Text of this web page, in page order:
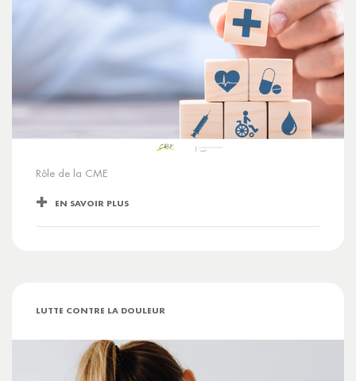
Rôle de la CME
EN SAVOIR PLUS
LUTTE CONTRE LA DOULEUR